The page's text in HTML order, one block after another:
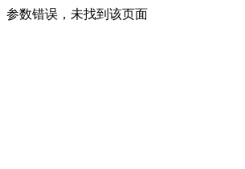
参数错误，未找到该页面